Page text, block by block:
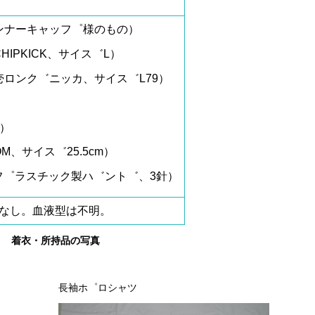
ーキャッフ゜様のもの）
、サイス゛L）
ンク゛ニッカ、サイス゛L79）
、サイス゛25.5cm）
ラスチック製ハ゛ント゛、3針）
し。血液型は不明。
着衣・所持品の写真
長袖ホ゜ロシャツ